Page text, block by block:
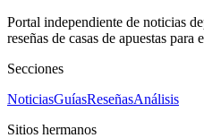
Portal independiente de noticias
reseñas de casas de apuestas para
Secciones
NoticiasGuíasReseñasAnálisis
Sitios hermanos